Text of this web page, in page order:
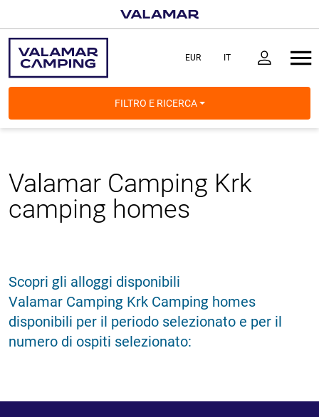
FILTRO E RICERCA
Valamar Camping Krk
camping homes
Scopri gli alloggi disponibili
Valamar Camping Krk Camping homes
disponibili per il periodo selezionato e per il
numero di ospiti selezionato: